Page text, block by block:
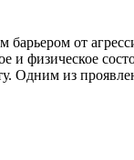
от
физическое
Одним из